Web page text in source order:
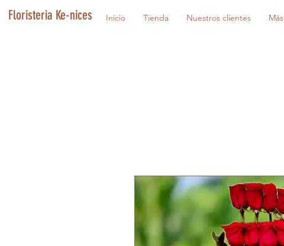
Floristeria Ke-nices Inicio Tienda Nuestros clientes Más